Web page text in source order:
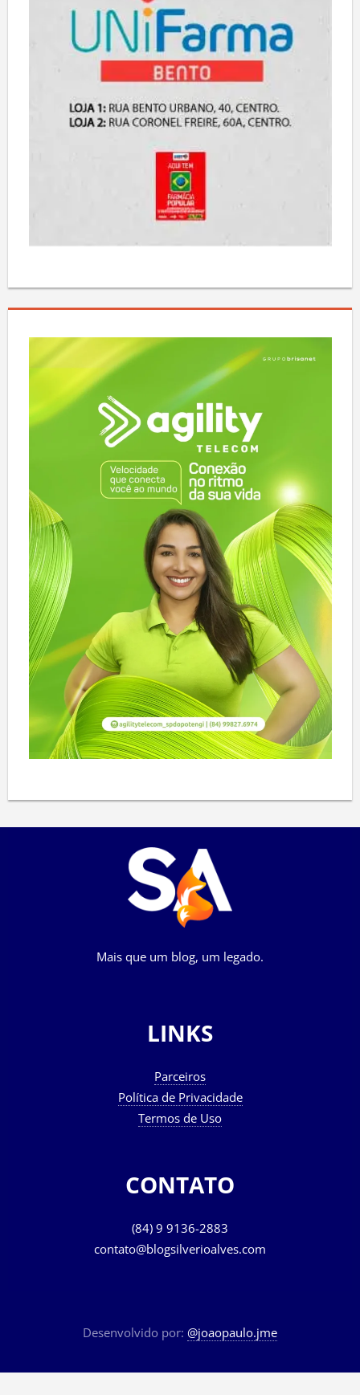
Mais que um blog, um legado.
LINKS
Parceiros
Política de Privacidade
Termos de Uso
CONTATO
(84) 9 9136-2883
contato@blogsilverioalves.com
Desenvolvido por: @joaopaulo.jme